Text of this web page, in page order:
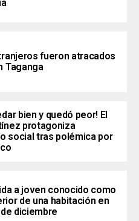
fueron atracados
Taganga
bien y quedó peor! El
protagoniza
social tras polémica por
a joven conocido como
de una habitación en
diciembre